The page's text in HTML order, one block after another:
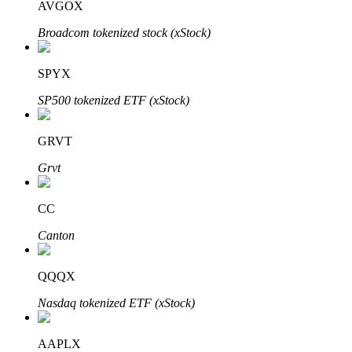
Blokady BTR
Ekskluzywne inwestycje dla posiadaczy BTR
Pożyczki
AVGOX
Broadcom tokenized stock (xStock)
SPYX
SP500 tokenized ETF (xStock)
GRVT
Grvt
CC
Canton
QQQX
Nasdaq tokenized ETF (xStock)
AAPLX